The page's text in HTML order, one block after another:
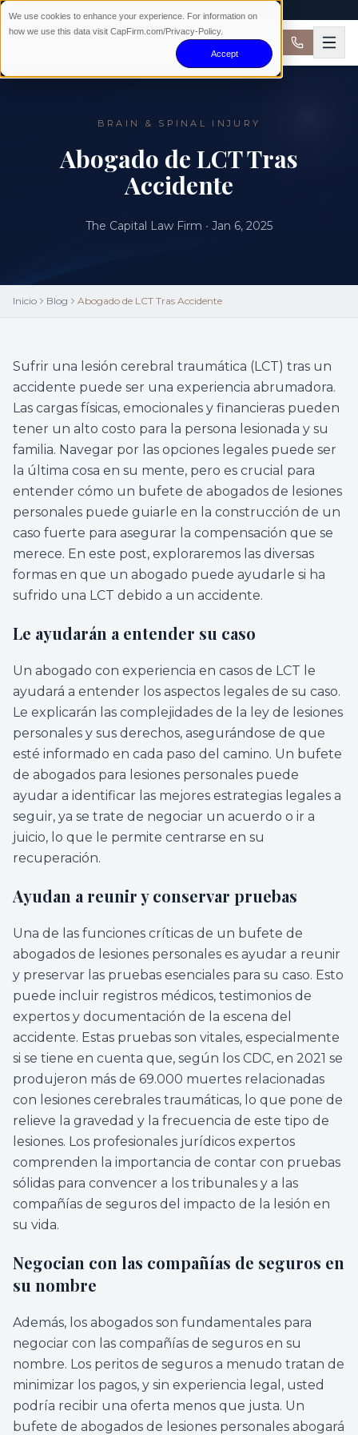
We use cookies to enhance your experience. For information on
how we use this data visit CapFirm.com/Privacy-Policy.
Accept
BRAIN & SPINAL INJURY
Abogado de LCT Tras
Accidente
The Capital Law Firm • Jan 6, 2025
Inicio Blog Abogado de LCT Tras Accidente
Sufrir una lesión cerebral traumática (LCT) tras un
accidente puede ser una experiencia abrumadora.
Las cargas físicas, emocionales y financieras pueden
tener un alto costo para la persona lesionada y su
familia. Navegar por las opciones legales puede ser
la última cosa en su mente, pero es crucial para
entender cómo un bufete de abogados de lesiones
personales puede guiarle en la construcción de un
caso fuerte para asegurar la compensación que se
merece. En este post, exploraremos las diversas
formas en que un abogado puede ayudarle si ha
sufrido una LCT debido a un accidente.
Le ayudarán a entender su caso
Un abogado con experiencia en casos de LCT le
ayudará a entender los aspectos legales de su caso.
Le explicarán las complejidades de la ley de lesiones
personales y sus derechos, asegurándose de que
esté informado en cada paso del camino. Un bufete
de abogados para lesiones personales puede
ayudar a identificar las mejores estrategias legales a
seguir, ya se trate de negociar un acuerdo o ir a
juicio, lo que le permite centrarse en su
recuperación.
Ayudan a reunir y conservar pruebas
Una de las funciones críticas de un bufete de
abogados de lesiones personales es ayudar a reunir
y preservar las pruebas esenciales para su caso. Esto
puede incluir registros médicos, testimonios de
expertos y documentación de la escena del
accidente. Estas pruebas son vitales, especialmente
si se tiene en cuenta que, según los CDC, en 2021 se
produjeron más de 69.000 muertes relacionadas
con lesiones cerebrales traumáticas, lo que pone de
relieve la gravedad y la frecuencia de este tipo de
lesiones. Los profesionales jurídicos expertos
comprenden la importancia de contar con pruebas
sólidas para convencer a los tribunales y a las
compañías de seguros del impacto de la lesión en
su vida.
Negocian con las compañías de seguros en
su nombre
Además, los abogados son fundamentales para
negociar con las compañías de seguros en su
nombre. Los peritos de seguros a menudo tratan de
minimizar los pagos, y sin experiencia legal, usted
podría recibir una oferta menos que justa. Un
bufete de abogados de lesiones personales abogará